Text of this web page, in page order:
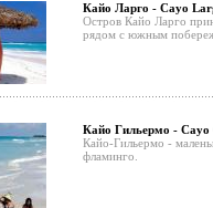
Кайо Ларго - Cayo
Остров Кайо Ларго
рядом с южным
Кайо Гильермо - Cayo
Кайо-Гильермо -
фламинго.